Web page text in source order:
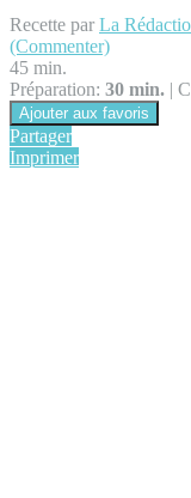
Recette par La
(Commenter)
45 min.
Préparation: 30 min. |
Ajouter aux favoris
Partager
Imprimer